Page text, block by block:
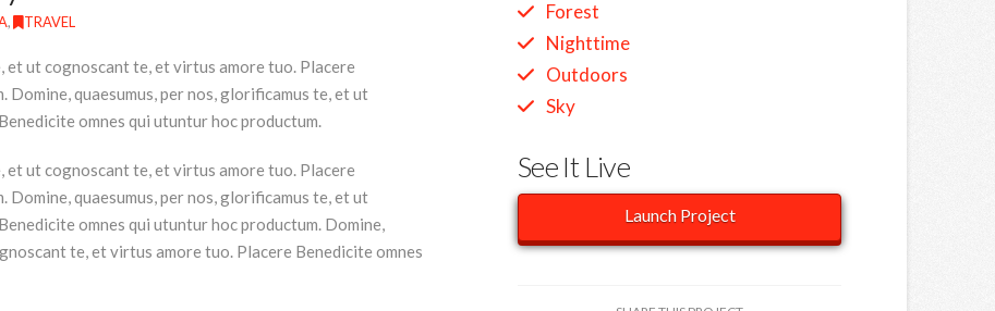
, TRAVEL
et ut cognoscant te, et virtus amore tuo. Placere
quaesumus, per nos, glorificamus te, et ut
omnes qui utuntur hoc productum.
et ut cognoscant te, et virtus amore tuo. Placere
quaesumus, per nos, glorificamus te, et ut
omnes qui utuntur hoc productum. Domine,
te, et virtus amore tuo. Placere Benedicite omnes
Forest
Nighttime
Outdoors
Sky
See It Live
Launch Project